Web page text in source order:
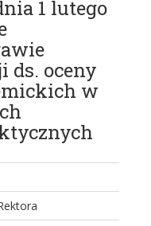
1 lutego
ds. oceny
w